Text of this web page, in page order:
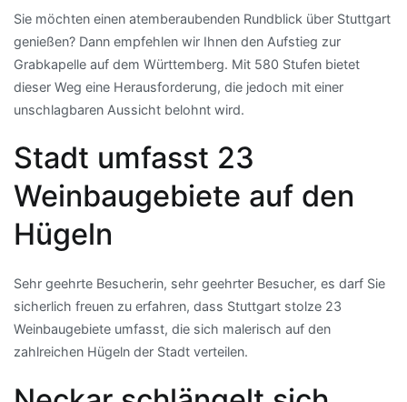
Sie möchten einen atemberaubenden Rundblick über Stuttgart
genießen? Dann empfehlen wir Ihnen den Aufstieg zur
Grabkapelle auf dem Württemberg. Mit 580 Stufen bietet
dieser Weg eine Herausforderung, die jedoch mit einer
unschlagbaren Aussicht belohnt wird.
Stadt umfasst 23
Weinbaugebiete auf den
Hügeln
Sehr geehrte Besucherin, sehr geehrter Besucher, es darf Sie
sicherlich freuen zu erfahren, dass Stuttgart stolze 23
Weinbaugebiete umfasst, die sich malerisch auf den
zahlreichen Hügeln der Stadt verteilen.